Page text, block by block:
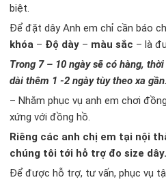
biệt.
Để đặt dây Anh em chỉ cần báo
khóa – Độ dày – màu sắc – là
Trong 7 – 10 ngày sẽ có hàng,
dài thêm 1 -2 ngày tùy theo xa gần.
– Nhằm phục vụ anh em chơi
xứng với đồng hồ.
Riêng các anh chị em tại nội
chúng tôi tới hỗ trợ đo size dây.
Để được hỗ trợ, tư vấn, phục vụ